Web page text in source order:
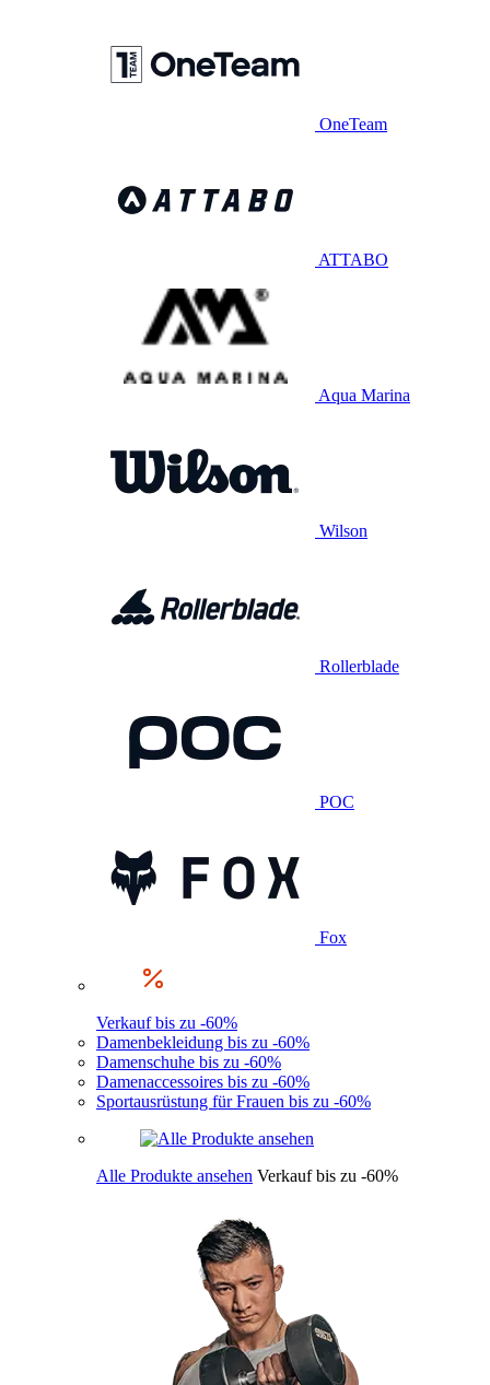
OneTeam
ATTABO
Aqua Marina
Wilson
Rollerblade
POC
Fox
Verkauf bis zu -60%
Damenbekleidung bis zu -60%
Damenschuhe bis zu -60%
Damenaccessoires bis zu -60%
Sportausrüstung für Frauen bis zu -60%
Alle Produkte ansehen Verkauf bis zu -60%